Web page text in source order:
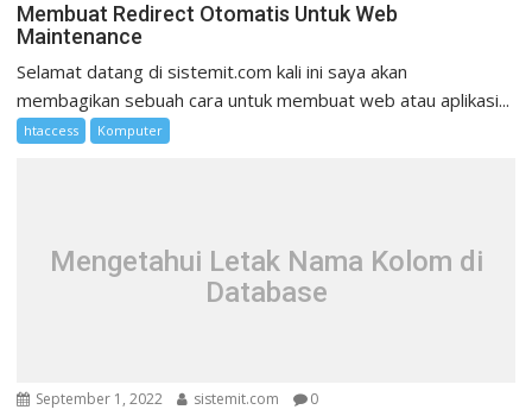
Membuat Redirect Otomatis Untuk Web
Maintenance
Selamat datang di sistemit.com kali ini saya akan
membagikan sebuah cara untuk membuat web atau aplikasi...
htaccess Komputer
Mengetahui Letak Nama Kolom di
Database
September 1, 2022 sistemit.com 0